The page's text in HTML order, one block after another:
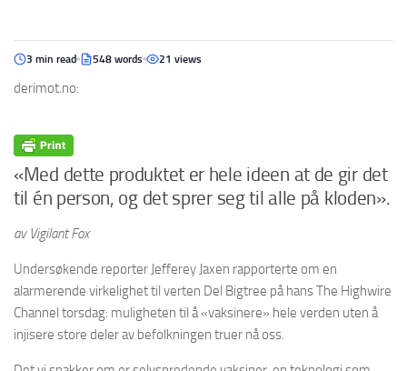
3 min read 548 words 21 views
derimot.no:
«Med dette produktet er hele ideen at de gir det
til én person, og det sprer seg til alle på kloden».
av Vigilant Fox
Undersøkende reporter Jefferey Jaxen rapporterte om en
alarmerende virkelighet til verten Del Bigtree på hans The Highwire
Channel torsdag: muligheten til å «vaksinere» hele verden uten å
injisere store deler av befolkningen truer nå oss.